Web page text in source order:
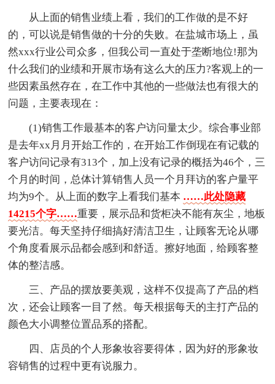
从上面的销售业绩上看，我们的工作做的是不好
的，可以说是销售做的十分的失败。在盐城市场上，虽
然xxx行业公司众多，但我公司一直处于垄断地位!那为
什么我们的业绩和开展市场有这么大的压力?客观上的一
些因素虽然存在，在工作中其他的一些做法也有很大的
问题，主要表现在：
(1)销售工作最基本的客户访问量太少。综合事业部
是去年xx月月开始工作的，在开始工作倒现在有记载的
客户访问记录有313个，加上没有记录的概括为46个，三
个月的时间，总体计算销售人员一个月拜访的客户量平
均为9个。从上面的数字上看我们基本 ……此处隐藏
14215个字……重要，展示品和货柜决不能有灰尘，地板
要光洁。每天坚持仔细搞好清洁卫生，让顾客无论从哪
个角度看展示品都会感到和舒适。擦好地面，给顾客整
体的整洁感。
三、产品的摆放要美观，这样不仅提高了产品的档
次，还会让顾客一目了然。每天根据每天的主打产品的
颜色大小调整位置品系的搭配。
四、店员的个人形象妆容要得体，因为好的形象妆
容销售的过程中更有说服力。